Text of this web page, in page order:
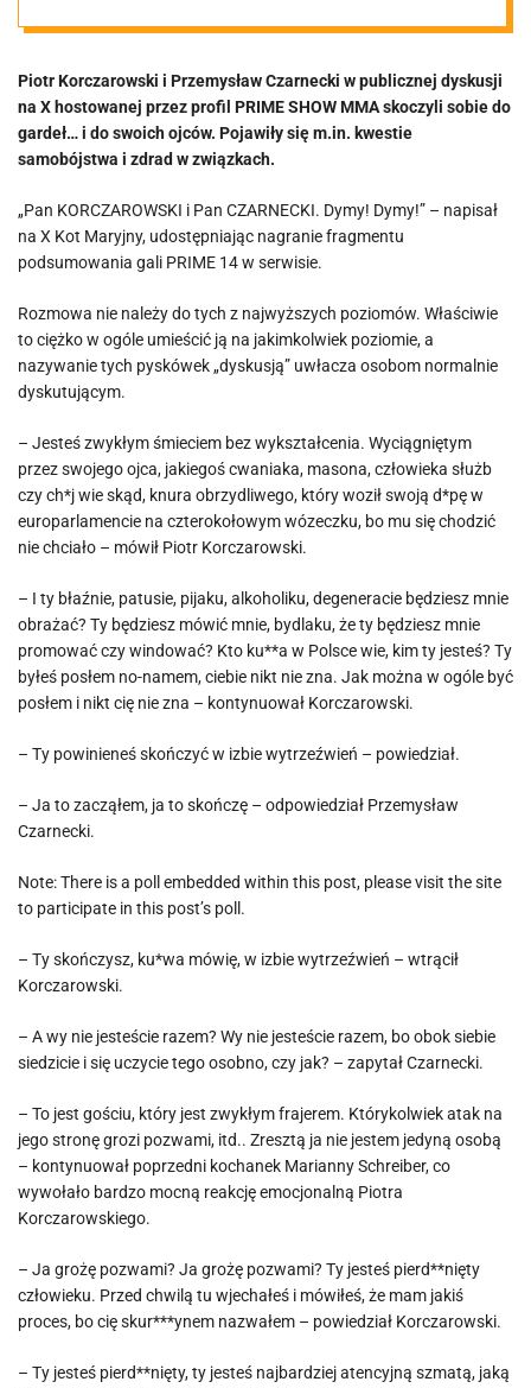
zdrady i
Marianna
Schreiber.
„Ku**a, będę
żyć, żeby dożyć
twojej śmierci”
[VIDEO]
Piotr Korczarowski i Przemysław Czarnecki w publicznej dyskusji
na X hostowanej przez profil PRIME SHOW MMA skoczyli sobie do
gardeł… i do swoich ojców. Pojawiły się m.in. kwestie
samobójstwa i zdrad w związkach.
„Pan KORCZAROWSKI i Pan CZARNECKI. Dymy! Dymy!” – napisał
na X Kot Maryjny, udostępniając nagranie fragmentu
podsumowania gali PRIME 14 w serwisie.
Rozmowa nie należy do tych z najwyższych poziomów. Właściwie
to ciężko w ogóle umieścić ją na jakimkolwiek poziomie, a
nazywanie tych pyskówek „dyskusją” uwłacza osobom normalnie
dyskutującym.
– Jesteś zwykłym śmieciem bez wykształcenia. Wyciągniętym
przez swojego ojca, jakiegoś cwaniaka, masona, człowieka służb
czy ch*j wie skąd, knura obrzydliwego, który woził swoją d*pę w
europarlamencie na czterokołowym wózeczku, bo mu się chodzić
nie chciało – mówił Piotr Korczarowski.
– I ty błaźnie, patusie, pijaku, alkoholiku, degeneracie będziesz mnie
obrażać? Ty będziesz mówić mnie, bydlaku, że ty będziesz mnie
promować czy windować? Kto ku**a w Polsce wie, kim ty jesteś? Ty
byłeś posłem no-namem, ciebie nikt nie zna. Jak można w ogóle być
posłem i nikt cię nie zna – kontynuował Korczarowski.
– Ty powinieneś skończyć w izbie wytrzeźwień – powiedział.
– Ja to zacząłem, ja to skończę – odpowiedział Przemysław
Czarnecki.
Note: There is a poll embedded within this post, please visit the site
to participate in this post’s poll.
– Ty skończysz, ku*wa mówię, w izbie wytrzeźwień – wtrącił
Korczarowski.
– A wy nie jesteście razem? Wy nie jesteście razem, bo obok siebie
siedzicie i się uczycie tego osobno, czy jak? – zapytał Czarnecki.
– To jest gościu, który jest zwykłym frajerem. Którykolwiek atak na
jego stronę grozi pozwami, itd.. Zresztą ja nie jestem jedyną osobą
– kontynuował poprzedni kochanek Marianny Schreiber, co
wywołało bardzo mocną reakcję emocjonalną Piotra
Korczarowskiego.
– Ja grożę pozwami? Ja grożę pozwami? Ty jesteś pierd**nięty
człowieku. Przed chwilą tu wjechałeś i mówiłeś, że mam jakiś
proces, bo cię skur***ynem nazwałem – powiedział Korczarowski.
– Ty jesteś pierd**nięty, ty jesteś najbardziej atencyjną szmatą, jaką